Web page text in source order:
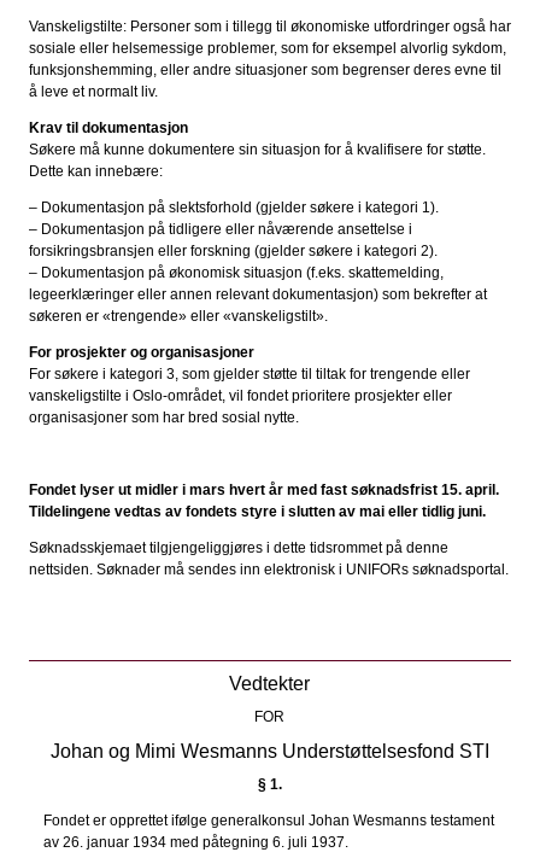
Vanskeligstilte: Personer som i tillegg til økonomiske utfordringer også har
sosiale eller helsemessige problemer, som for eksempel alvorlig sykdom,
funksjonshemming, eller andre situasjoner som begrenser deres evne til
å leve et normalt liv.
Krav til dokumentasjon
Søkere må kunne dokumentere sin situasjon for å kvalifisere for støtte.
Dette kan innebære:
– Dokumentasjon på slektsforhold (gjelder søkere i kategori 1).
– Dokumentasjon på tidligere eller nåværende ansettelse i
forsikringsbransjen eller forskning (gjelder søkere i kategori 2).
– Dokumentasjon på økonomisk situasjon (f.eks. skattemelding,
legeerklæringer eller annen relevant dokumentasjon) som bekrefter at
søkeren er «trengende» eller «vanskeligstilt».
For prosjekter og organisasjoner
For søkere i kategori 3, som gjelder støtte til tiltak for trengende eller
vanskeligstilte i Oslo-området, vil fondet prioritere prosjekter eller
organisasjoner som har bred sosial nytte.
Fondet lyser ut midler i mars hvert år med fast søknadsfrist 15. april.
Tildelingene vedtas av fondets styre i slutten av mai eller tidlig juni.
Søknadsskjemaet tilgjengeliggjøres i dette tidsrommet på denne
nettsiden. Søknader må sendes inn elektronisk i UNIFORs søknadsportal.
Vedtekter
FOR
Johan og Mimi Wesmanns Understøttelsesfond STI
§ 1.
Fondet er opprettet ifølge generalkonsul Johan Wesmanns testament
av 26. januar 1934 med påtegning 6. juli 1937.